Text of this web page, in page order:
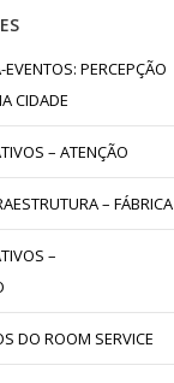
PERCEPÇÃO
CIDADE
– ATENÇÃO
– FÁBRICA
–
DO ROOM SERVICE